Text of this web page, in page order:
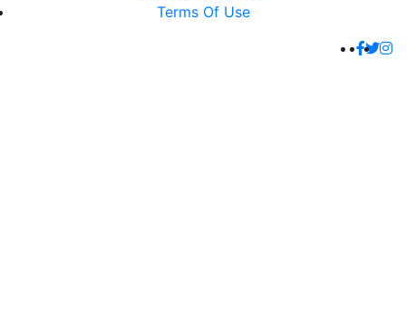
Terms Of Use